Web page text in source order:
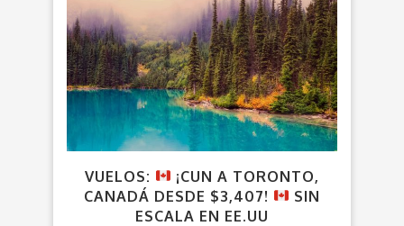
VUELOS:
¡CUN A TORONTO,
CANADÁ DESDE $3,407!
SIN
ESCALA EN EE.UU